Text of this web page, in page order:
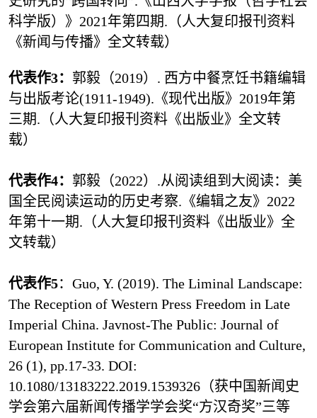
科学版）》2021年第四期.（人大复印报刊资料
《新闻与传播》全文转载）
代表作3： 郭毅（2019）. 西方中餐烹饪书籍编辑
与出版考论(1911-1949).《现代出版》2019年第
三期.（人大复印报刊资料《出版业》全文转
载）
代表作4： 郭毅（2022）.从阅读组到大阅读：美
国全民阅读运动的历史考察.《编辑之友》2022
年第十一期.（人大复印报刊资料《出版业》全
文转载）
代表作5： Guo, Y. (2019). The Liminal Landscape:
The Reception of Western Press Freedom in Late
Imperial China. Javnost-The Public: Journal of
European Institute for Communication and Culture,
26 (1), pp.17-33. DOI:
10.1080/13183222.2019.1539326（获中国新闻史
学会第六届新闻传播学学会奖“方汉奇奖”三等